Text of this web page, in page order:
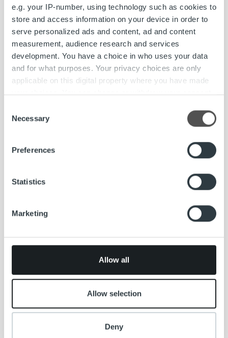
e.g. your IP-number, using technology such as cookies to
store and access information on your device in order to
serve personalized ads and content, ad and content
measurement, audience research and services
development. You have a choice in who uses your data
and for what purposes. Your privacy choices are only
applicable on this digital property where you have made
your choices. You can change or withdraw your consent
the Privacy trigger icon.
Find out more about how your personal data is processed
and set your preferences in the
We use cookies to personalise content and ads, to
provide social media features and to analyse our traffic.
our social media, advertising and analytics partners who
provided to them or that they’ve collected from your use
Selection
Necessary
Preferences
Statistics
Marketing
Allow all
Allow selection
Deny
Aava uudisti laskutusprosessinsa,
kumppaniksi Ropo Capital
Lue lisää
Clear Channel siirtyy Ropo Capitalin laskun